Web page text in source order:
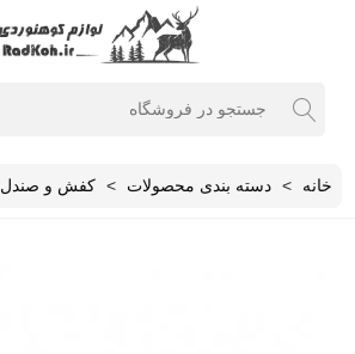
خانه > دسته بندی محصولات > کفش و صندل